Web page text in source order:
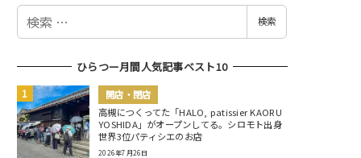
検
検索
ひらつー月間人気記事ベスト10
開店・閉店
高槻につくってた「HALO, patissier KAORU
YOSHIDA」がオープンしてる。シロモト出身
世界3位パティシエのお店
2026年7月26日